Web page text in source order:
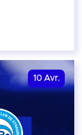
10 Avr.